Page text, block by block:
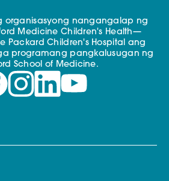
organisasyong nangangalap ng
Medicine Children's Health—
Packard Children's Hospital ang
programang pangkalusugan ng
School of Medicine.